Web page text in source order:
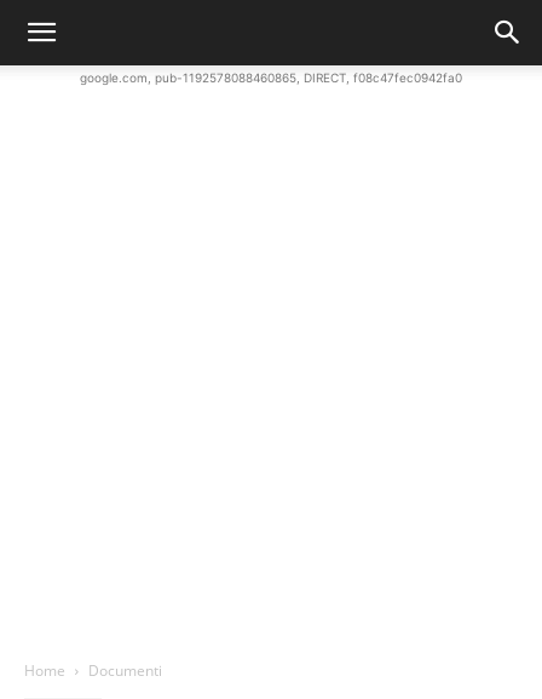
google.com, pub-1192578088460865, DIRECT, f08c47fec0942fa0
Home Documenti